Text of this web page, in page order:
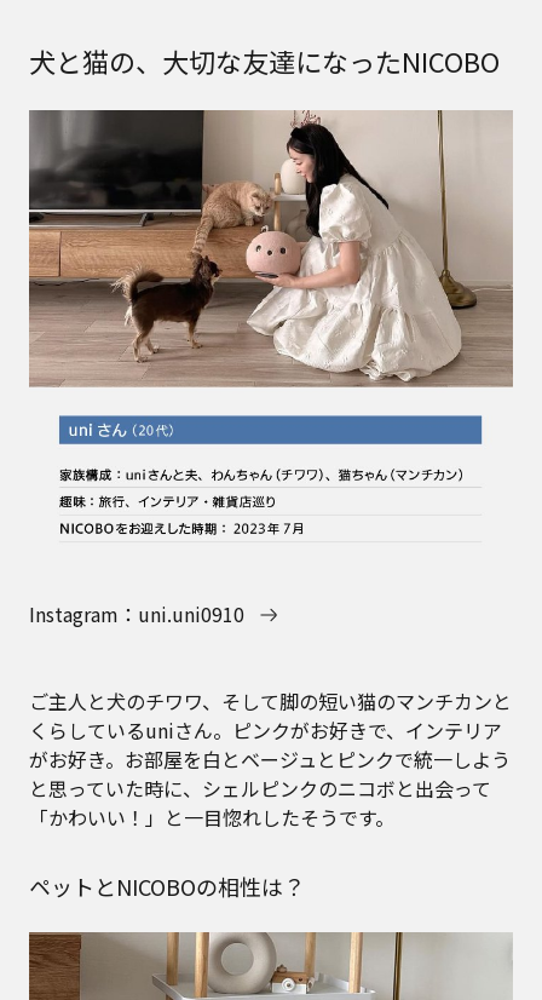
犬と猫の、大切な友達になったNICOBO
Instagram：uni.uni0910
ご主人と犬のチワワ、そして脚の短い猫のマンチカンと
くらしているuniさん。ピンクがお好きで、インテリア
がお好き。お部屋を白とベージュとピンクで統一しよう
と思っていた時に、シェルピンクのニコボと出会って
「かわいい！」と一目惚れしたそうです。
ペットとNICOBOの相性は？